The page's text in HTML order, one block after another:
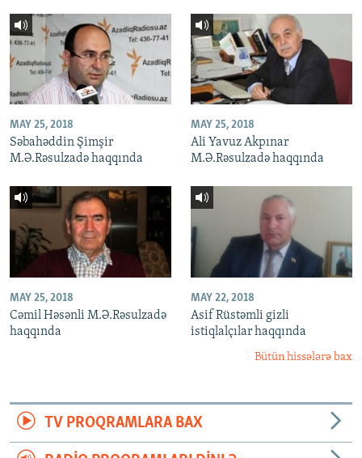
MAY 25, 2018
Səbahəddin Şimşir
M.Ə.Rəsulzadə haqqında
MAY 25, 2018
Ali Yavuz Akpınar
M.Ə.Rəsulzadə haqqında
MAY 25, 2018
Cəmil Həsənli M.Ə.Rəsulzadə
haqqında
MAY 22, 2018
Asif Rüstəmli gizli
istiqlalçılar haqqında
Bütün hissələrə bax
TV PROQRAMLARA BAX